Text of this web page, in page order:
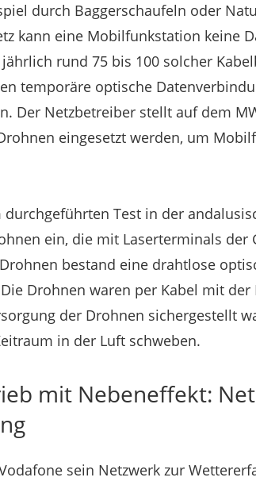
durch Baggerschaufeln oder
kann eine Mobilfunkstation keine
rund 75 bis 100 solcher
temporäre optische
Der Netzbetreiber stellt auf dem
eingesetzt werden, um
Test in der
ein, die mit Laserterminals der
bestand eine drahtlose
Drohnen waren per Kabel mit
der Drohnen sichergestellt
in der Luft schweben.
mit Nebeneffekt:
sein Netzwerk zur